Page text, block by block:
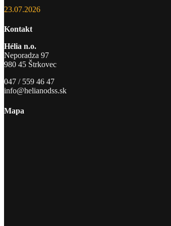
23.07.2026
Kontakt
Hélia n.o.
Neporadza 97
980 45 Štrkovec
047 / 559 46 47
info@helianodss.sk
Mapa